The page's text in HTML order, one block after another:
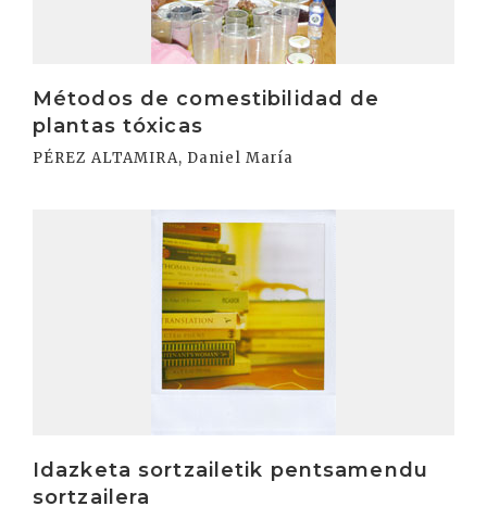
Métodos de comestibilidad de
plantas tóxicas
PÉREZ ALTAMIRA, Daniel María
Idazketa sortzailetik pentsamendu
sortzailera